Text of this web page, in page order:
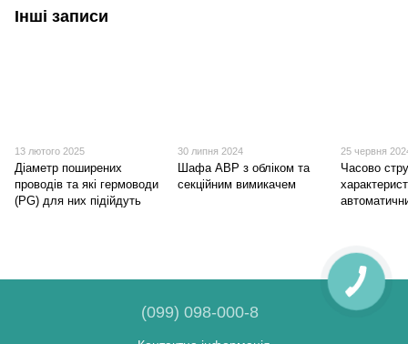
Інші записи
13 лютого 2025
Діаметр поширених
проводів та які гермоводи
(PG) для них підійдуть
30 липня 2024
Шафа АВР з обліком та
секційним вимикачем
25 червня
Часово
(099) 098-000-8